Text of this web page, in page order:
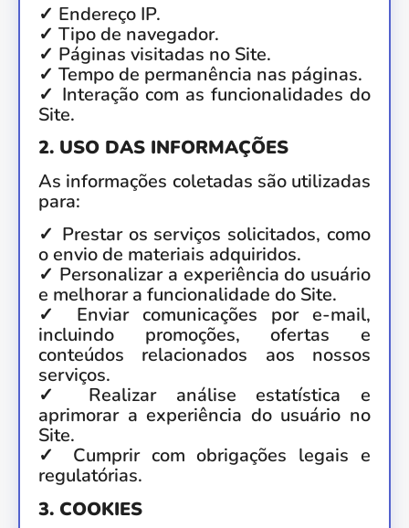
✓ Endereço IP.
✓ Tipo de navegador.
✓ Páginas visitadas no Site.
✓ Tempo de permanência nas páginas.
✓ Interação com as funcionalidades do
Site.
2. USO DAS INFORMAÇÕES
As informações coletadas são utilizadas
para:
✓ Prestar os serviços solicitados, como
o envio de materiais adquiridos.
✓ Personalizar a experiência do usuário
e melhorar a funcionalidade do Site.
✓ Enviar comunicações por e-mail,
incluindo promoções, ofertas e
conteúdos relacionados aos nossos
serviços.
✓ Realizar análise estatística e
aprimorar a experiência do usuário no
Site.
✓ Cumprir com obrigações legais e
regulatórias.
3. COOKIES